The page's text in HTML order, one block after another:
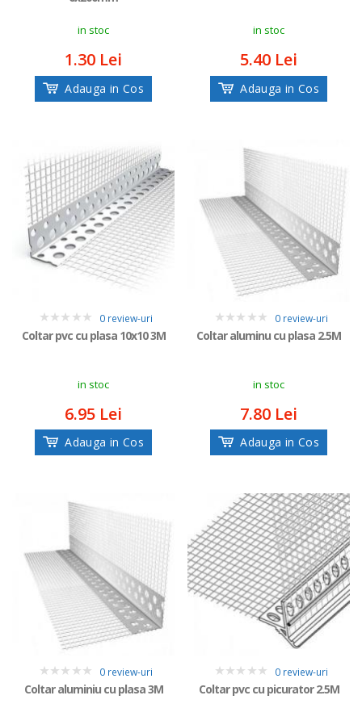
in stoc
1.30 Lei
Adauga in Cos
in stoc
5.40 Lei
Adauga in Cos
0
0 review-uri
Coltar pvc cu plasa 10x10 3M
in stoc
6.95 Lei
Adauga in Cos
0
0 review-uri
Coltar aluminu cu plasa 2.5M
in stoc
7.80 Lei
Adauga in Cos
0
0 review-uri
Coltar aluminiu cu plasa 3M 0
0 review-uri
Coltar pvc cu picurator 2.5M